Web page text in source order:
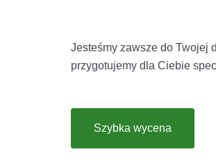
Jesteśmy zawsze do Twojej
przygotujemy dla Ciebie
Szybka wycena